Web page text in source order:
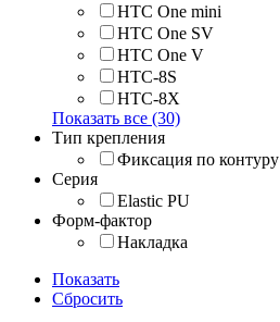
HTC One mini
HTC One SV
HTC One V
HTC-8S
HTC-8X
Показать все (30)
Тип крепления
Фиксация по контуру
Серия
Elastic PU
Форм-фактор
Накладка
Показать
Сбросить